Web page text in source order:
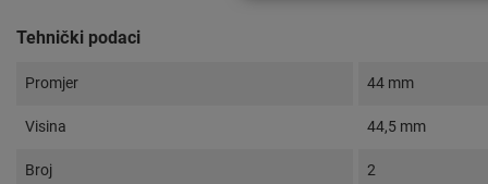
Tehnički podaci
Promjer 44 mm
Visina 44,5 mm
Broj 2